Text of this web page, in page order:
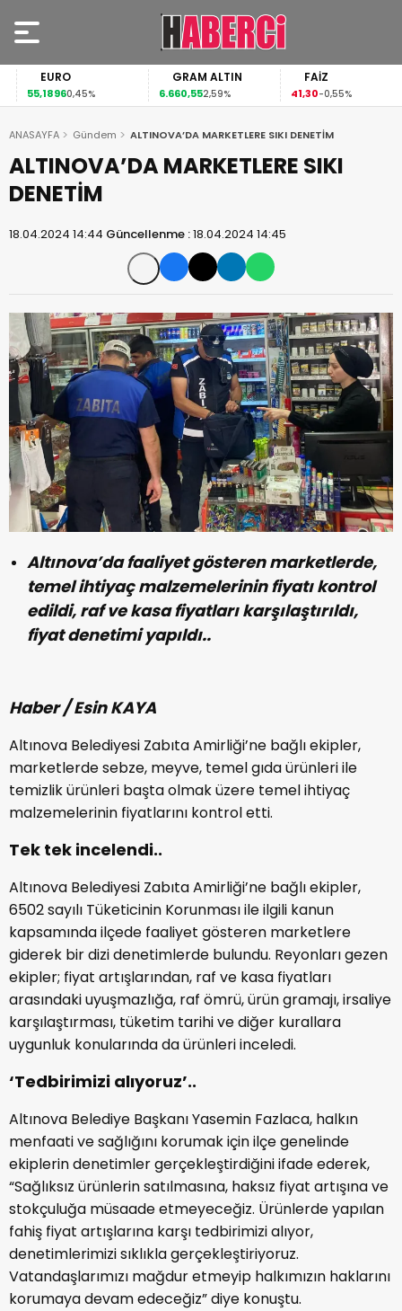
EURO
55,18960,45%
GRAM ALTIN
6.660,552,59%
FAİZ
41,30-0,55%
ANASAYFA Gündem ALTINOVA’DA MARKETLERE SIKI DENETİM
ALTINOVA’DA MARKETLERE SIKI
DENETİM
18.04.2024 14:44 Güncellenme :18.04.2024 14:45
Altınova’da faaliyet gösteren marketlerde,
temel ihtiyaç malzemelerinin fiyatı kontrol
edildi, raf ve kasa fiyatları karşılaştırıldı,
fiyat denetimi yapıldı..
Haber / Esin KAYA
Altınova Belediyesi Zabıta Amirliği’ne bağlı ekipler,
marketlerde sebze, meyve, temel gıda ürünleri ile
temizlik ürünleri başta olmak üzere temel ihtiyaç
malzemelerinin fiyatlarını kontrol etti.
Tek tek incelendi..
Altınova Belediyesi Zabıta Amirliği’ne bağlı ekipler,
6502 sayılı Tüketicinin Korunması ile ilgili kanun
kapsamında ilçede faaliyet gösteren marketlere
giderek bir dizi denetimlerde bulundu. Reyonları gezen
ekipler; fiyat artışlarından, raf ve kasa fiyatları
arasındaki uyuşmazlığa, raf ömrü, ürün gramajı, irsaliye
karşılaştırması, tüketim tarihi ve diğer kurallara
uygunluk konularında da ürünleri inceledi.
‘Tedbirimizi alıyoruz’..
Altınova Belediye Başkanı Yasemin Fazlaca, halkın
menfaati ve sağlığını korumak için ilçe genelinde
ekiplerin denetimler gerçekleştirdiğini ifade ederek,
“Sağlıksız ürünlerin satılmasına, haksız fiyat artışına ve
stokçuluğa müsaade etmeyeceğiz. Ürünlerde yapılan
fahiş fiyat artışlarına karşı tedbirimizi alıyor,
denetimlerimizi sıklıkla gerçekleştiriyoruz.
Vatandaşlarımızı mağdur etmeyip halkımızın haklarını
korumaya devam edeceğiz” diye konuştu.